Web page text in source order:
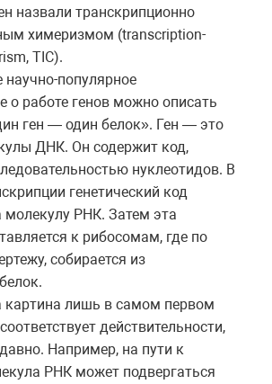
назвали транскрипционно
химеризмом (transcription-
TIC).
популярное
о работе генов можно описать
ген — один белок». Ген — это
ДНК. Он содержит код,
нуклеотидов. В
генетический код
молекулу РНК. Затем эта
к рибосомам, где по
собирается из
картина лишь в самом первом
действительности,
Например, на пути к
РНК может подвергаться